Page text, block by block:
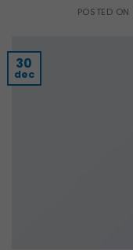
POSTED ON
30
dec